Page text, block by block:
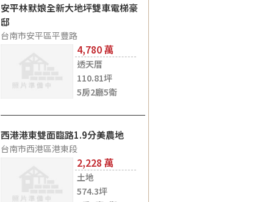
安平林默娘全新大地坪雙車電梯豪
邸
台南市安平區平豐路
4,780
透天厝
110.81坪
5房2廳5衛
西港港東雙面臨路1.9分美農地
台南市西港區港東段
2,228
土地
574.3坪